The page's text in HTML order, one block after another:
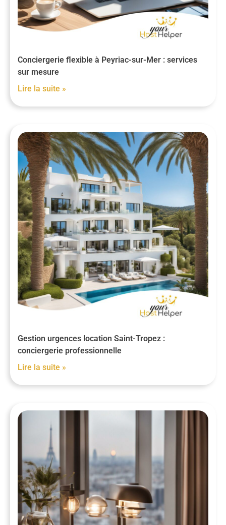
Conciergerie flexible à Peyriac-sur-Mer : services
sur mesure
Lire la suite »
Gestion urgences location Saint-Tropez :
conciergerie professionnelle
Lire la suite »